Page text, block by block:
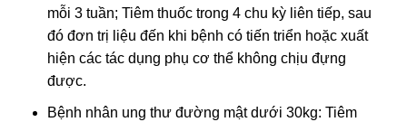
mỗi 3 tuần; Tiêm thuốc trong 4 chu kỳ liên tiếp, sau
đó đơn trị liệu đến khi bệnh có tiến triển hoặc xuất
hiện các tác dụng phụ cơ thể không chịu đựng
được.
Bệnh nhân ung thư đường mật dưới 30kg: Tiêm